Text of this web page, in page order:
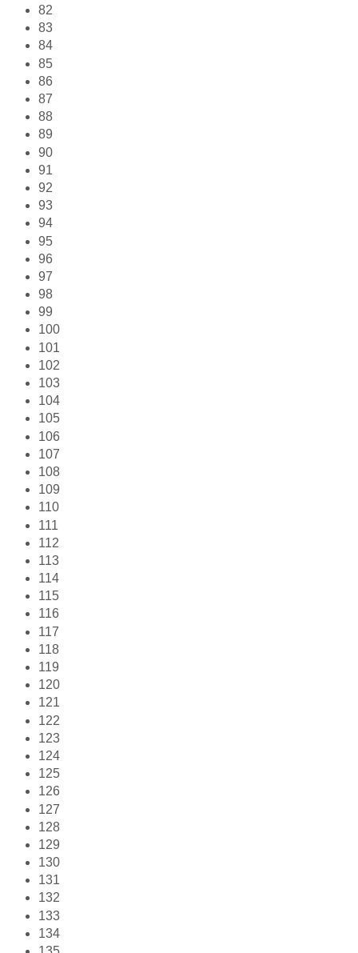
82
83
84
85
86
87
88
89
90
91
92
93
94
95
96
97
98
99
100
101
102
103
104
105
106
107
108
109
110
111
112
113
114
115
116
117
118
119
120
121
122
123
124
125
126
127
128
129
130
131
132
133
134